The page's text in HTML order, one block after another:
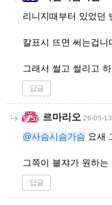
리니지때부터 있었던
칼표시 뜨면 써는겁니
그래서 썰고 썰리고
답글
르마리오 26-05-
@사슴시슴가슴 요새
그쪽이 블쟈가 원하는
답글